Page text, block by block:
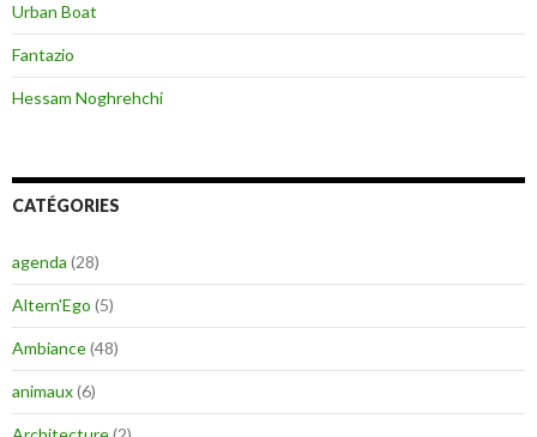
Urban Boat
Fantazio
Hessam Noghrehchi
CATÉGORIES
agenda (28)
Altern'Ego (5)
Ambiance(48)
animaux(6)